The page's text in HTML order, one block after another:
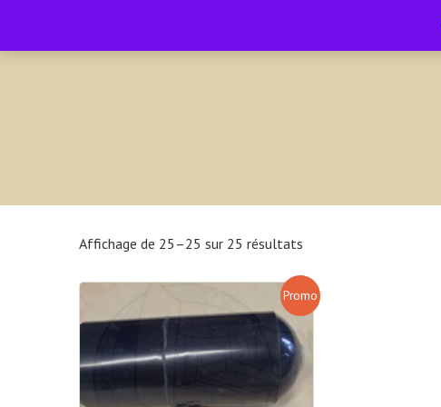
Affichage de 25–25 sur 25 résultats
Promo